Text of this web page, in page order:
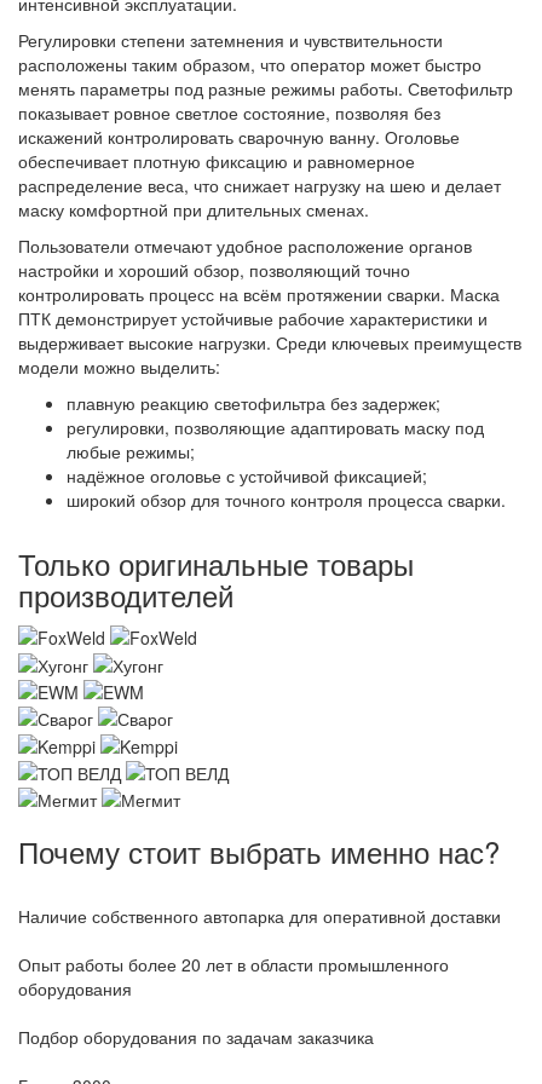
Регулировки степени затемнения и чувствительности
расположены таким образом, что оператор может быстро
менять параметры под разные режимы работы. Светофильтр
показывает ровное светлое состояние, позволяя без
искажений контролировать сварочную ванну. Оголовье
обеспечивает плотную фиксацию и равномерное
распределение веса, что снижает нагрузку на шею и делает
маску комфортной при длительных сменах.
Пользователи отмечают удобное расположение органов
настройки и хороший обзор, позволяющий точно
контролировать процесс на всём протяжении сварки. Маска
ПТК демонстрирует устойчивые рабочие характеристики и
выдерживает высокие нагрузки. Среди ключевых преимуществ
модели можно выделить:
плавную реакцию светофильтра без задержек;
регулировки, позволяющие адаптировать маску под
любые режимы;
надёжное оголовье с устойчивой фиксацией;
широкий обзор для точного контроля процесса сварки.
Только оригинальные товары
производителей
Почему стоит выбрать именно нас?
Наличие собственного автопарка для оперативной доставки
Опыт работы более 20 лет в области промышленного
оборудования
Подбор оборудования по задачам заказчика